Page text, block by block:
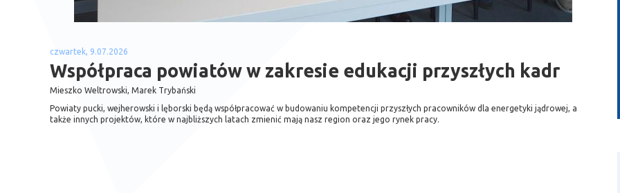
czwartek, 9.07.2026
Współpraca powiatów w zakresie edukacji przyszłych kadr
Mieszko Weltrowski, Marek Trybański
Powiaty pucki, wejherowski i lęborski będą współpracować w budowaniu kompetencji przyszłych pracowników dla energetyki jądrowej, a
także innych projektów, które w najbliższych latach zmienić mają nasz region oraz jego rynek pracy.